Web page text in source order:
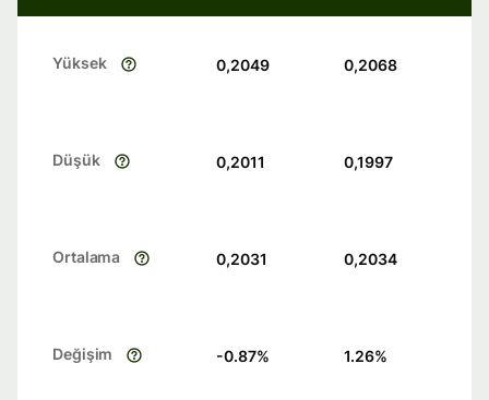
Yüksek 0,2049 0,2068
Düşük 0,2011 0,1997
Ortalama 0,2031 0,2034
Değişim -0.87% 1.26%